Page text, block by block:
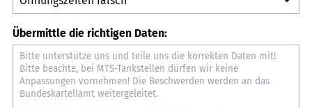
Übermittle die richtigen Daten: